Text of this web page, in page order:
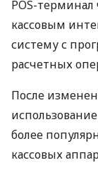
POS-терминал
кассовым
систему с
расчетных
После
более
кассовых